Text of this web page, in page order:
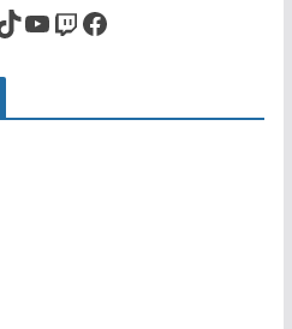
YouTube Twitch Facebook